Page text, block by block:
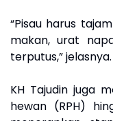
“Pisau harus
makan, urat
terputus,” jelasnya.
KH Tajudin juga
hewan (RPH)